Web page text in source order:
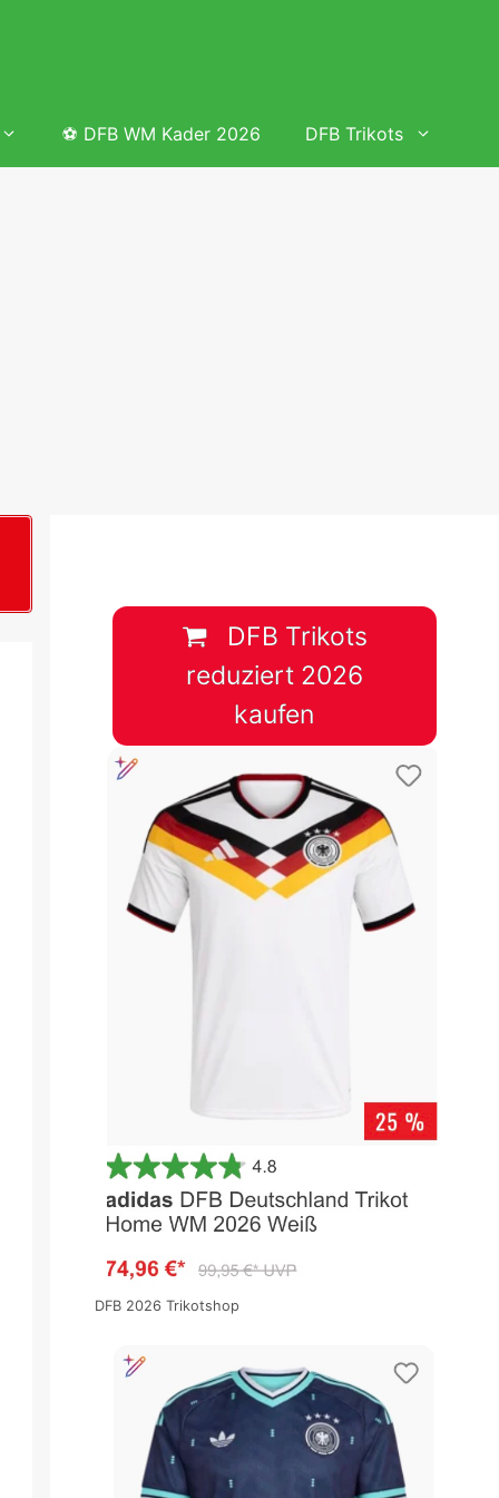
&
&
Tabelle
⚽ DFB WM Kader 2026 DFB Trikots
DFB Trikots
reduziert 2026
kaufen
DFB 2026 Trikotshop